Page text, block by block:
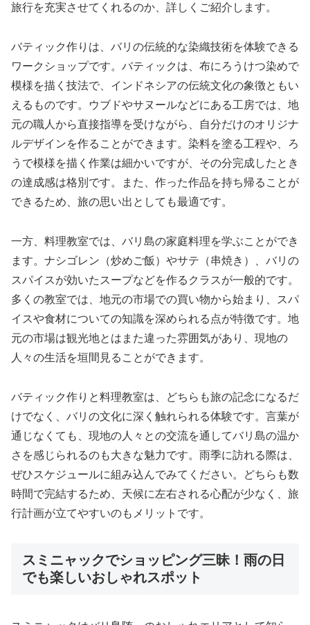
旅行を充実させてくれるのか、詳しくご紹介します。
バティック作りは、バリの伝統的な染織技術を体験できる
ワークショップです。バティックは、布にろうけつ染めで
模様を描く技法で、インドネシアの伝統文化の象徴ともい
えるものです。ウブドやサヌールなどにある工房では、地
元の職人から直接指導を受けながら、自分だけのオリジナ
ルデザインを作ることができます。染料を塗る工程や、ろ
うで模様を描く作業は細かいですが、その分完成したとき
の達成感は格別です。また、作った作品を持ち帰ることが
できるため、旅の思い出としても最適です。
一方、料理教室では、バリ島の家庭料理を学ぶことができ
ます。ナシゴレン（炒めご飯）やサテ（串焼き）、バリの
スパイスが効いたスープなどを作るクラスが一般的です。
多くの教室では、地元の市場での買い物から始まり、スパ
イスや食材についての知識を深められる点が特徴です。地
元の市場は観光地とはまた違った雰囲気があり、現地の
人々の生活を垣間見ることができます。
バティック作りと料理教室は、どちらも旅の記念になるだ
けでなく、バリの文化に深く触れられる体験です。言葉が
通じなくても、現地の人々との交流を通してバリ島の温か
さを感じられるのも大きな魅力です。雨季に訪れる際は、
ぜひスケジュールに組み込んでみてください。どちらも数
時間で完結するため、天候に左右される心配が少なく、旅
行計画が立てやすいのもメリットです。
スミニャックでショッピング三昧！雨の日
でも楽しいおしゃれスポット